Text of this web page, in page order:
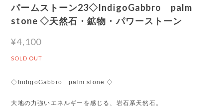
パームストーン23◇IndigoGabbro palm
stone ◇天然石・鉱物・パワーストーン
¥4,100
SOLD OUT
◇IndigoGabbro palm stone ◇
大地の力強いエネルギーを感じる、岩石系天然石。